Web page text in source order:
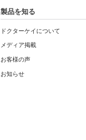
製品を知る
ドクターケイについて
メディア掲載
お客様の声
お知らせ